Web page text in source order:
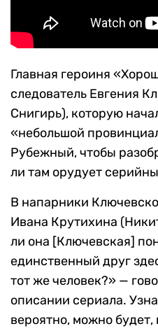
Главная героиня
следователь Евгения
Снигирь), которую
«небольшой
Рубежный, чтобы
ли там орудует
В напарники
Ивана Крутихина
ли она [Ключевская]
единственный друг
тот же человек?» —
описании сериала.
вероятно, можно будет,